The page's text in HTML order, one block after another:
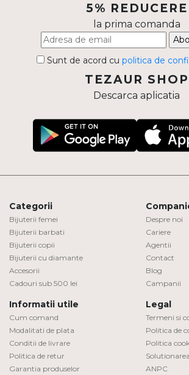
5% REDUCERE
la prima comanda
Sunt de acord cu politica de
TEZAUR SHOP
Descarca aplicatia
Categorii
Bijuterii femei
Bijuterii barbati
Bijuterii copii
Bijuterii cu diamante
Accesorii
Cadouri sub 500 lei
Despre noi
Cariere
Agentii
Contact
Blog
Campanii
Informatii utile
Cum comand
Modalitati de plata
Conditii de livrare
Politica de retur
Garantia produselor
Legal
Termeni si
Politica de
Politica
ANPC